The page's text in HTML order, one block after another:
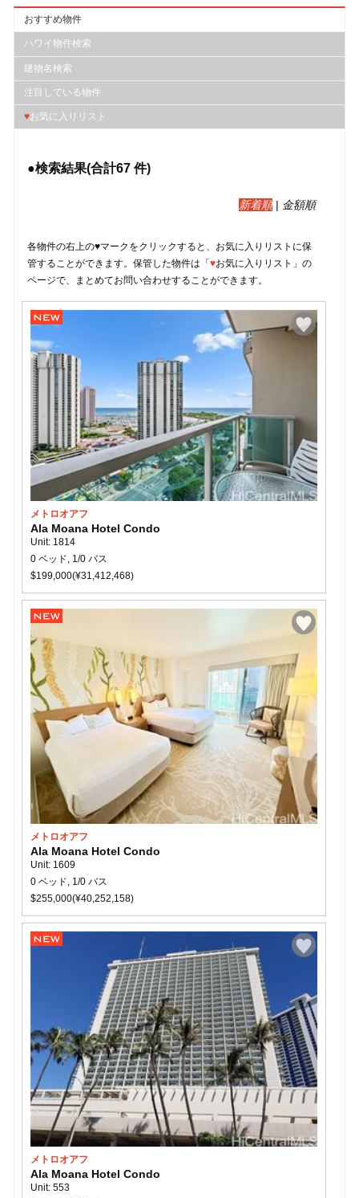
おすすめ物件
ハワイ物件検索
建物名検索
注目している物件
♥お気に入りリスト
●検索結果(合計67 件)
新着順| 金額順
各物件の右上の♥マークをクリックすると、︎お気に入りリストに保
管することができます。保管した物件は「♥お気に入りリスト」の
ページで、まとめてお問い合わせすることができます。
メトロオアフ
Ala Moana Hotel Condo
Unit: 1814
0 ベッド, 1/0 バス
$199,000(¥31,412,468)
メトロオアフ
Ala Moana Hotel Condo
Unit: 1609
0 ベッド, 1/0 バス
$255,000(¥40,252,158)
メトロオアフ
Ala Moana Hotel Condo
Unit: 553